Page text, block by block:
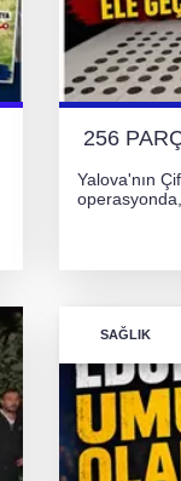
256
Yalova'nın
SAĞLIK